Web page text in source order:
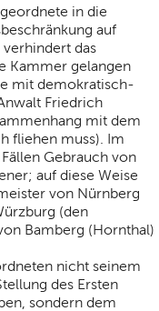
in die
auf
das
Kammer gelangen
mit demokratisch-
Friedrich
mit dem
fliehen muss). Im
Gebrauch von
auf diese Weise
von Nürnberg
(den
Bamberg (Hornthal)
nicht seinem
des Ersten
sondern dem